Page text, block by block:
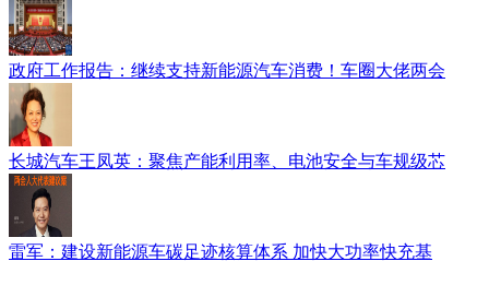
政府工作报告：继续支持新能源汽车消费！车圈大佬两会
长城汽车王凤英：聚焦产能利用率、电池安全与车规级芯
雷军：建设新能源车碳足迹核算体系 加快大功率快充基